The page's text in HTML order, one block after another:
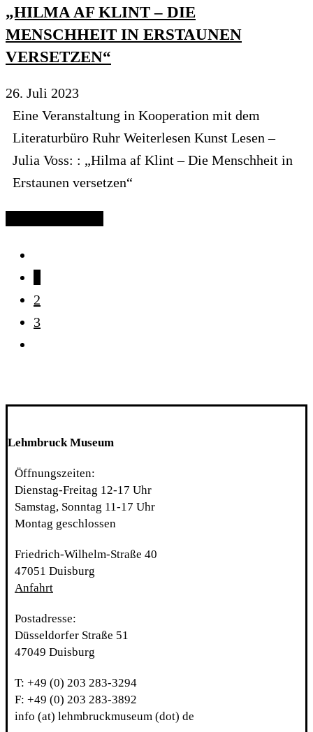
„HILMA AF KLINT – DIE
MENSCHHEIT IN ERSTAUNEN
VERSETZEN“
26. Juli 2023
Eine Veranstaltung in Kooperation mit dem
Literaturbüro Ruhr Weiterlesen Kunst Lesen –
Julia Voss: : „Hilma af Klint – Die Menschheit in
Erstaunen versetzen“
2
3
Lehmbruck Museum
Öffnungszeiten:
Dienstag-Freitag 12-17 Uhr
Samstag, Sonntag 11-17 Uhr
Montag geschlossen
Friedrich-Wilhelm-Straße 40
47051 Duisburg
Anfahrt
Postadresse:
Düsseldorfer Straße 51
47049 Duisburg
T: +49 (0) 203 283-3294
F: +49 (0) 203 283-3892
info (at) lehmbruckmuseum (dot) de